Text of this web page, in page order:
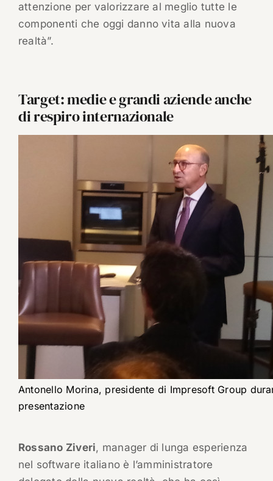
attenzione per valorizzare al meglio tutte le
componenti che oggi danno vita alla nuova
realtà”.
Target: medie e grandi aziende anche
di respiro internazionale
Antonello Morina, presidente di Impresoft Group
presentazione
Rossano Ziveri, manager di lunga esperienza
nel software italiano è l’amministratore